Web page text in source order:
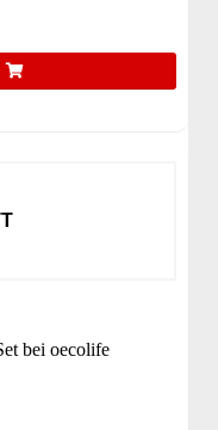
bei oecolife